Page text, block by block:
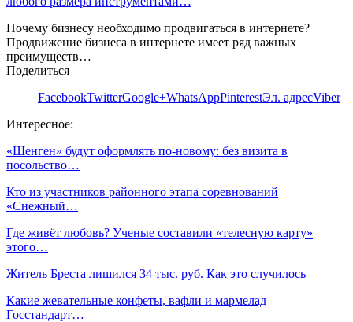
Почему бизнесу необходимо продвигаться в интернете?
Продвижение бизнеса в интернете имеет ряд важных
преимуществ…
Поделиться
FacebookTwitterGoogle+WhatsAppPinterestЭл. адресViber
Интересное:
«Шенген» будут оформлять по-новому: без визита в
посольство…
Кто из участников районного этапа соревнований
«Снежный…
Где живёт любовь? Ученые составили «телесную карту»
этого…
Житель Бреста лишился 34 тыс. руб. Как это случилось
Какие жевательные конфеты, вафли и мармелад
Госстандарт…